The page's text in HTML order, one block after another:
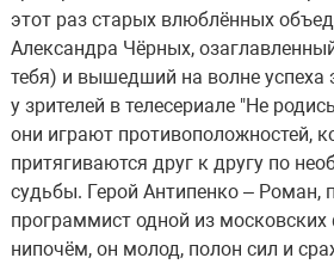
этот раз старых влюблённых
Александра Чёрных,
тебя) и вышедший на волне успеха
у зрителей в телесериале "Не
они играют противоположностей,
притягиваются друг к другу по
судьбы. Герой Антипенко – Роман,
программист одной из
нипочём, он молод, полон сил и